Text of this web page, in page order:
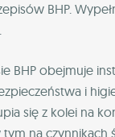
BHP.
BHP obejmuje
i
się z kolei na
tym na